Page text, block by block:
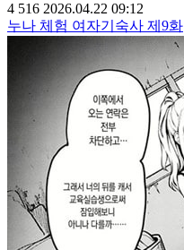
4 516 2026.04.22 09:12
누나 체험 여자기숙사 제9화